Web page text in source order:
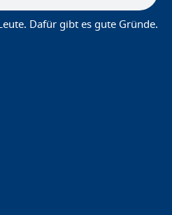
Dafür gibt es gute Gründe.